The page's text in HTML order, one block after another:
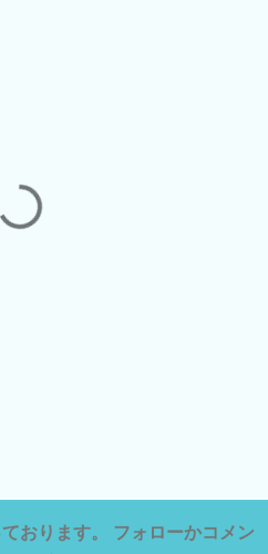
おります。 フォローかコメン